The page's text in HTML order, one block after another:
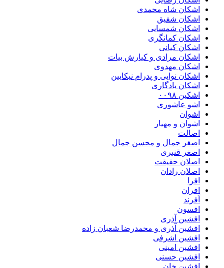
اشکان شاه محمدی
اشکان شفیق
اشکان شمسایی
اشکان‌ کمانگری
اشکان کیانی
اشکان مرادی و کیارش بیات
اشکان مهدوی
اشکان نوایی و پدرام نیکایین
اشکان یادگاری
اشکین ۰۰۹۸
اشو عاشوری
اشوان
اشوان و مهیار
اصالت
اصغر جمال و محسن جمال
اصغر قنبری
اصلان حقیقت
اصلان رادان
افرا
افران
اَفرند
افسون
افشین آذری
افشین آذری و محمدرضا شعبان زاده
افشین اشرفی
افشین امینی
افشین حسنی